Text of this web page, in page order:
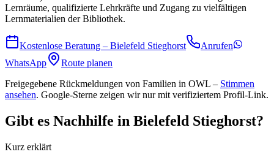
Lernräume, qualifizierte Lehrkräfte und Zugang zu vielfältigen
Lernmaterialien der Bibliothek.
Kostenlose Beratung – Bielefeld Stieghorst
Anrufen
WhatsApp
Route planen
Freigegebene Rückmeldungen von Familien in OWL – Stimmen
ansehen. Google-Sterne zeigen wir nur mit verifiziertem Profil-Link.
Gibt es Nachhilfe in Bielefeld Stieghorst?
Kurz erklärt